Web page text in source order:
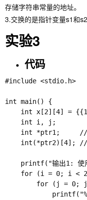
存储字符串常量的地址。
3.交换的是指针变量s1和
实验3
代码
#include <stdio.h>
int main() {
int x[2][4] =
    int i, j;
int *ptr1;     //
int(*ptr2)[4]; //
printf("输出1: 使
for (i = 0; i <
for (j = 0;